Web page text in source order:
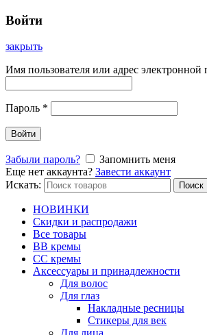
Войти
закрыть
Имя пользователя или адрес электронной
Пароль *
Войти
Забыли пароль?
Запомнить меня
Еще нет аккаунта? Завести аккаунт
Искать:
Поиск
НОВИНКИ
Скидки и распродажи
Все товары
BB кремы
CC кремы
Аксессуары и принадлежности
Для волос
Для глаз
Накладные ресницы
Стикеры для век